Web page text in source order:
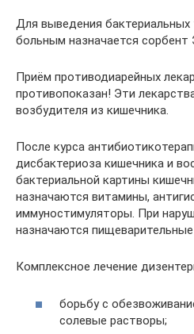
Для выведения бактериальных
больным назначается сорбент
Приём противодиарейных
противопоказан! Эти
возбудителя из кишечника.
После курса
дисбактериоза кишечника и
бактериальной картины
назначаются витамины,
иммуностимуляторы. При
назначаются
Комплексное лечение
борьбу с
солевые растворы;